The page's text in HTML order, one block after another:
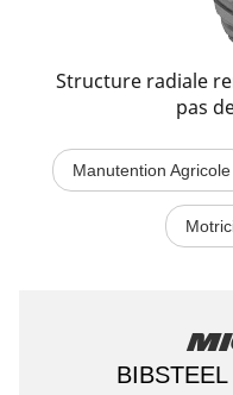
Structure radiale
pas
Manutention Agricole